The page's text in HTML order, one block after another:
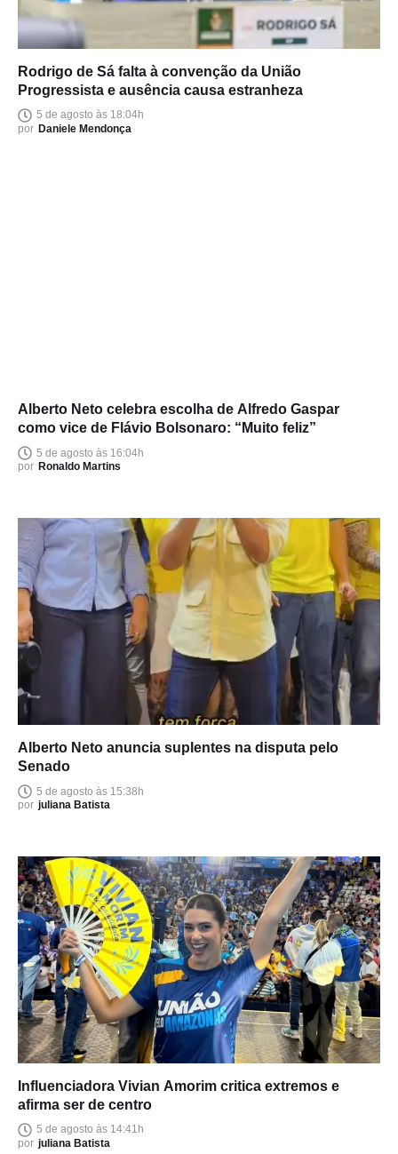
Rodrigo de Sá falta à convenção da União
Progressista e ausência causa estranheza
5 de agosto às 18:04h
por Daniele Mendonça
Alberto Neto celebra escolha de Alfredo Gaspar
como vice de Flávio Bolsonaro: “Muito feliz”
5 de agosto às 16:04h
por Ronaldo Martins
Alberto Neto anuncia suplentes na disputa pelo
Senado
5 de agosto às 15:38h
por juliana Batista
Influenciadora Vivian Amorim critica extremos e
afirma ser de centro
5 de agosto às 14:41h
por juliana Batista